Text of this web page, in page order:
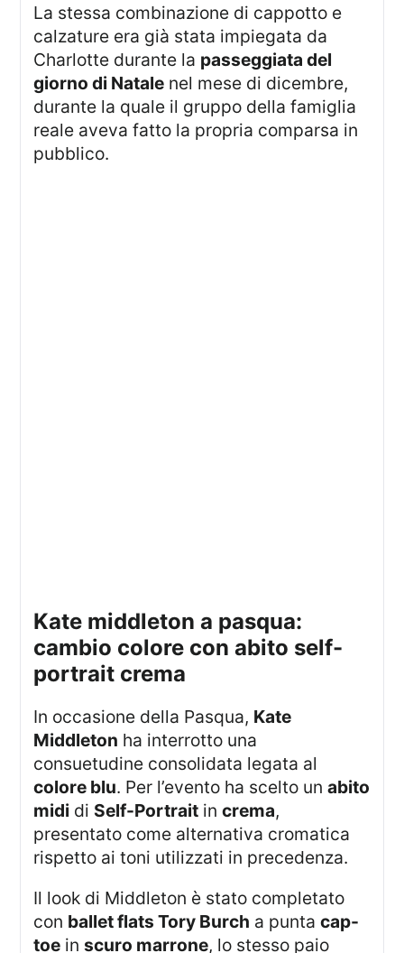
La stessa combinazione di cappotto e
calzature era già stata impiegata da
Charlotte durante la passeggiata del
giorno di Natale nel mese di dicembre,
durante la quale il gruppo della famiglia
reale aveva fatto la propria comparsa in
pubblico.
kate middleton a pasqua:
cambio colore con abito self-
portrait crema
In occasione della Pasqua, Kate
Middleton ha interrotto una
consuetudine consolidata legata al
colore blu. Per l’evento ha scelto unabito
midi di Self-Portrait increma,
presentato come alternativa cromatica
rispetto ai toni utilizzati in precedenza.
Il look di Middleton è stato completato
con ballet flats Tory Burch a puntacap-
toe inscuro marrone, lo stesso paio